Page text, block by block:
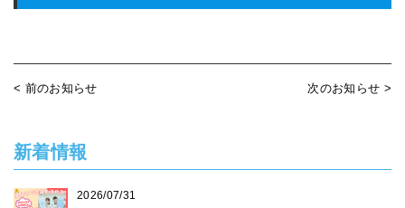
< 前のお知らせ 次のお知らせ >
新着情報
2026/07/31